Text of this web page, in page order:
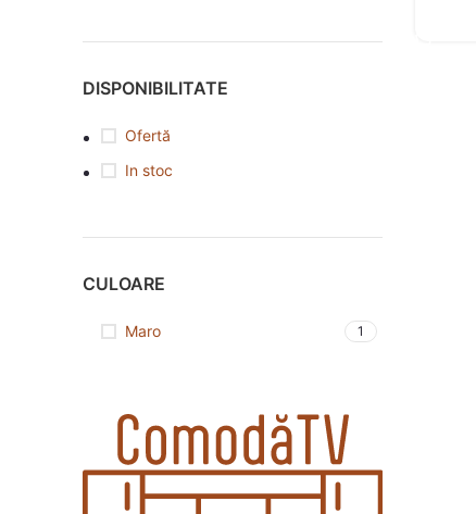
DISPONIBILITATE
Ofertă
In stoc
CULOARE
Maro 1